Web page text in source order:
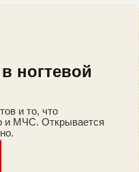
ногтевой
и то, что
и МЧС. Открывается